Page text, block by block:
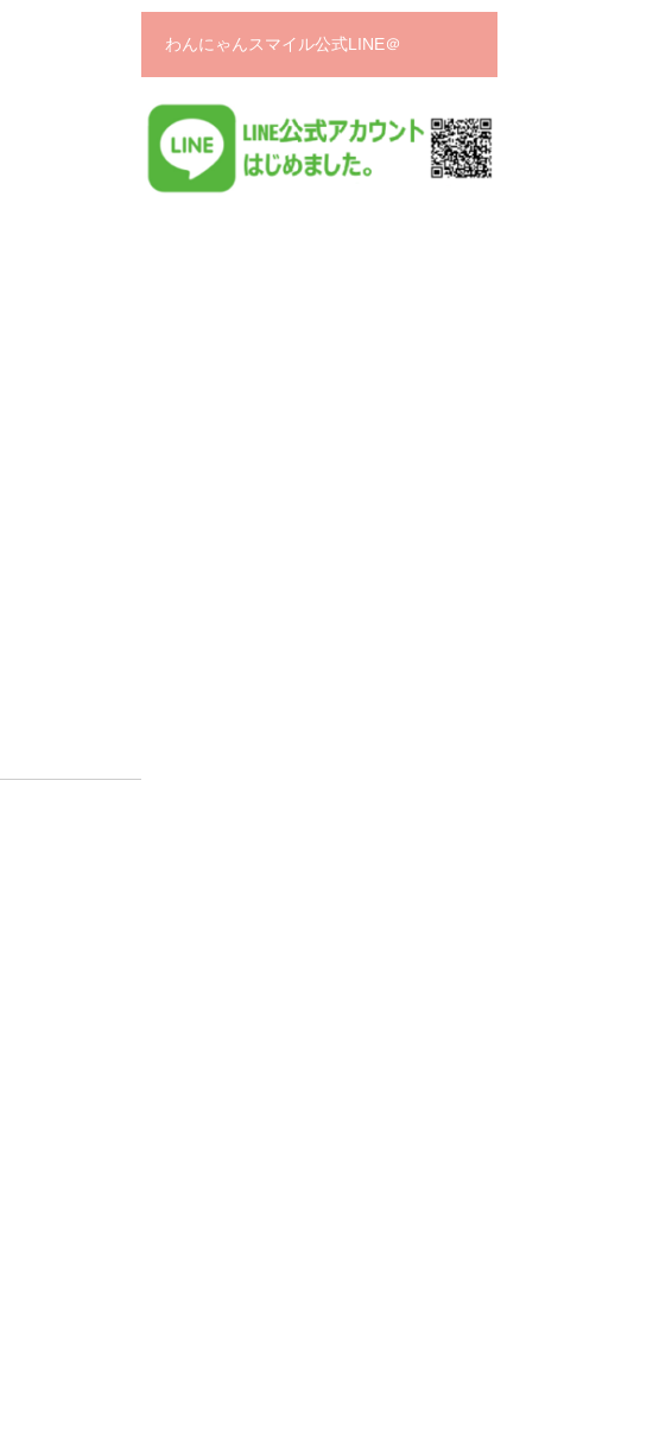
わんにゃんスマイル公式LINE＠